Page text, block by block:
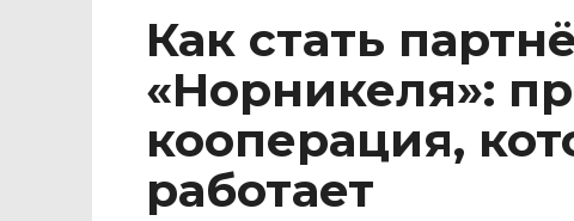
Как стать
«Норникеля»:
кооперация,
работает